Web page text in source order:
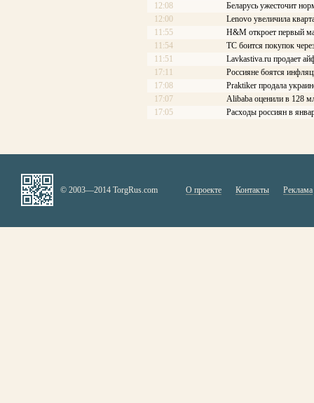
12:08
Беларусь ужесточит
12:00
Lenovo увеличила
11:55
H&M откроет первый
11:54
ТС боится покупок
11:51
Lavkastiva.ru продает
17:11
Россияне боятся
17:08
Praktiker продала
17:07
Alibaba оценили в 128
17:05
Расходы россиян в
© 2003—2014 TorgRus.com О проекте Контакты Реклама